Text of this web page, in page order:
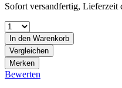
Sofort versandfertig, Lieferzeit
In den Warenkorb
Vergleichen
Merken
Bewerten